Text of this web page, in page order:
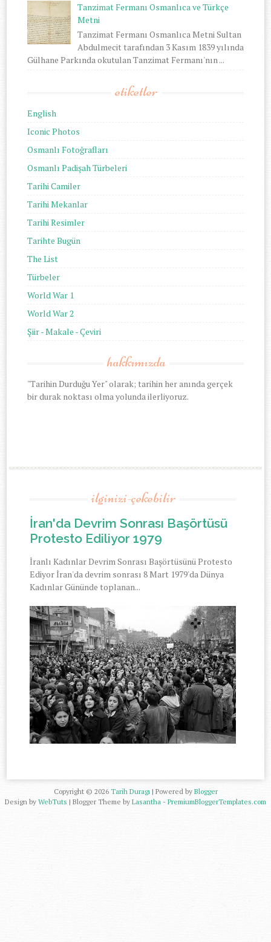
Tanzimat Fermanı Osmanlıca ve Türkçe
Metni
Tanzimat Fermanı Osmanlıca Metni Sultan
Abdulmecit tarafından 3 Kasım 1839 yılında
Gülhane Parkında okutulan Tanzimat Fermanı'nın ...
etiketler
English
Iconic Photos
Osmanlı Fotoğrafları
Osmanlı Padişah Türbeleri
Tarihi Camiler
Tarihi Mekanlar
Tarihi Resimler
Tarihte Bugün
The List
Türbeler
World War 1
World War 2
Şiir - Makale - Çeviri
hakkımızda
"Tarihin Durduğu Yer" olarak; tarihin her anında gerçek
bir durak noktası olma yolunda ilerliyoruz.
ilginizi-çekebilir
İran'da Devrim Sonrası Başörtüsü
Protesto Ediliyor 1979
İranlı Kadınlar Devrim Sonrası Başörtüsünü Protesto
Ediyor İran'da devrim sonrası 8 Mart 1979'da Dünya
Kadınlar Gününde toplanan...
Copyright © 2026 Tarih Duragı | Powered by Blogger
Design by WebTuts | Blogger Theme by Lasantha - PremiumBloggerTemplates.com